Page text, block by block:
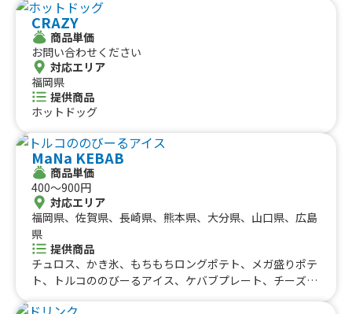
コレート、ストロベリーホワイトショコラ、バーベキュー
バーガー、テリヤキバーガー、マッサマンカレーバーガ
ー、季節のスムージー、マンゴースムージー、シークワー
サースムージー、マラサダ(ハワイアンドーナツ)、ルナバ
ーガー
CRAZY
商品単価
お問い合わせください
対応エリア
福岡県
提供商品
ホットドッグ
MaNa KEBAB
商品単価
400〜900円
対応エリア
福岡県、佐賀県、長崎県、熊本県、大分県、山口県、広島
県
提供商品
チュロス、かき氷、もちもちロングポテト、メガ盛りポテ
ト、トルコののびーるアイス、ケバブプレート、チーズケ